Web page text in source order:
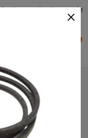
le plateau de
×